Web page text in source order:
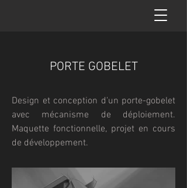
PORTE GOBELET
Design et conception d'un porte-gobelet
avec mécanisme de déploiement.
Maquette fonctionnelle, projet en cours
de développement.